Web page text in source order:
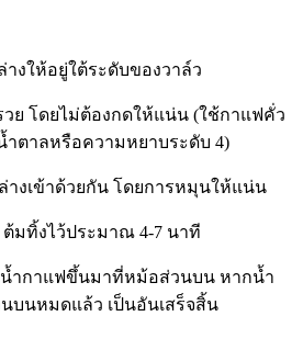
งให้อยู่ใต้ระดับของวาล์ว
วย โดยไม่ต้องกดให้แน่น (ใช้กาแฟคั่ว
ำตาลหรือความหยาบระดับ 4)
งเข้าด้วยกัน โดยการหมุนให้แน่น
ต้มทิ้งไว้ประมาณ 4-7 นาที
น้ำกาแฟขึ้นมาที่หม้อส่วนบน หากน้ำ
นหมดแล้ว เป็นอันเสร็จสิ้น